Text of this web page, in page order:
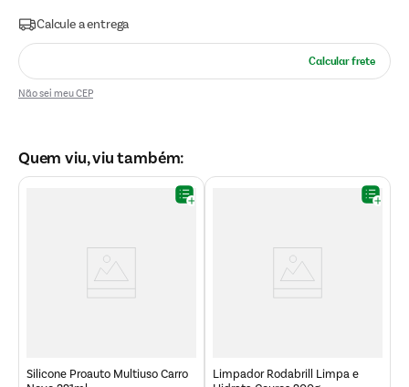
Não sei meu CEP
Quem viu, viu também:
Silicone Proauto Multiuso Carro
Limpador Rodabrill Limpa e